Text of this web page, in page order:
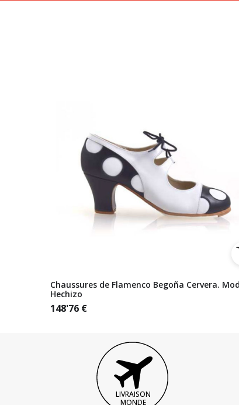
Chaussures de Flamenco Begoña Cervera.
Hechizo
148'76 €
LIVRAISON
MONDE